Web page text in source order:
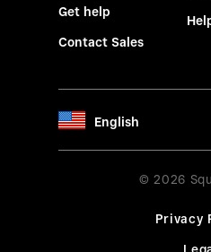
Get help
Contact Sales
English
© 2026
Privacy